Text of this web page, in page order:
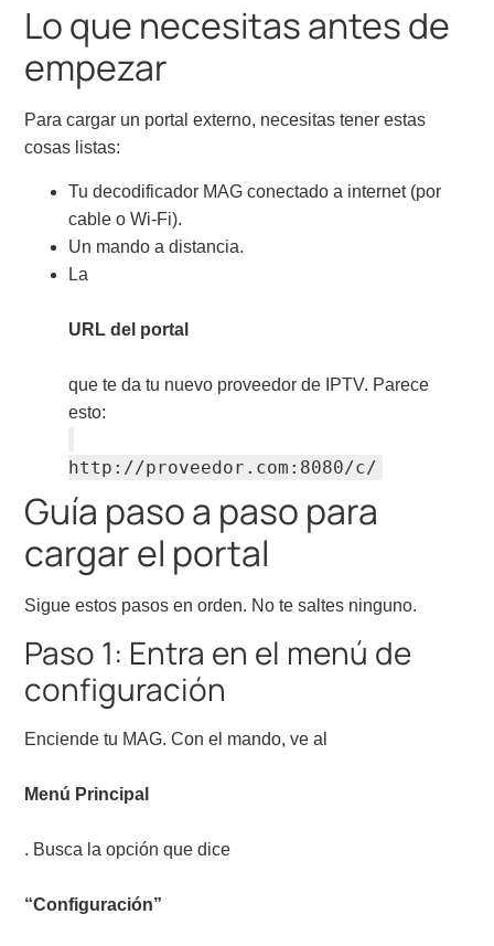
Lo que necesitas antes de
empezar
Para cargar un portal externo, necesitas tener estas
cosas listas:
Tu decodificador MAG conectado a internet (por
cable o Wi-Fi).
Un mando a distancia.
La
URL del portal
que te da tu nuevo proveedor de IPTV. Parece
esto:
http://proveedor.com:8080/c/
Guía paso a paso para
cargar el portal
Sigue estos pasos en orden. No te saltes ninguno.
Paso 1: Entra en el menú de
configuración
Enciende tu MAG. Con el mando, ve al
Menú Principal
. Busca la opción que dice
“Configuración”